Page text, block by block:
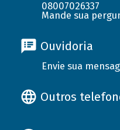
08007026337
Mande sua
Ouvidoria
Envie sua
Outros